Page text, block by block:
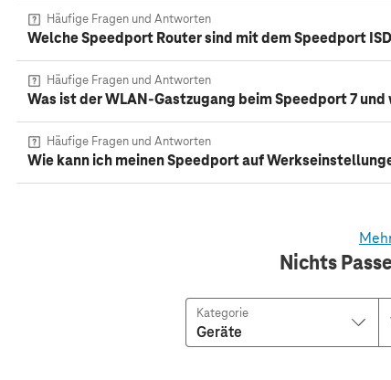
Häufige Fragen und Antworten
Welche Speedport Router sind mit dem Speedport
Häufige Fragen und Antworten
Was ist der WLAN-Gastzugang beim Speedport 7 und
Häufige Fragen und Antworten
Wie kann ich meinen Speedport auf
Nichts
Geräte
Kategorie